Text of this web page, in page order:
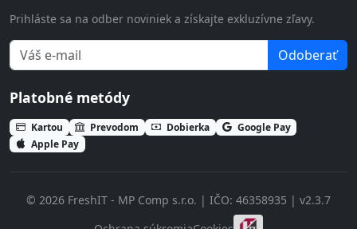
Prihláste sa na odber noviniek a získajte exkluzívne zľavy.
Odoberať
Platobné metódy
Kartou Prevodom Dobierka
Google Pay
Apple Pay
© 2026 FreshIT - MP Comp s.r.o. | IČO: 46358935 | v2.3.7